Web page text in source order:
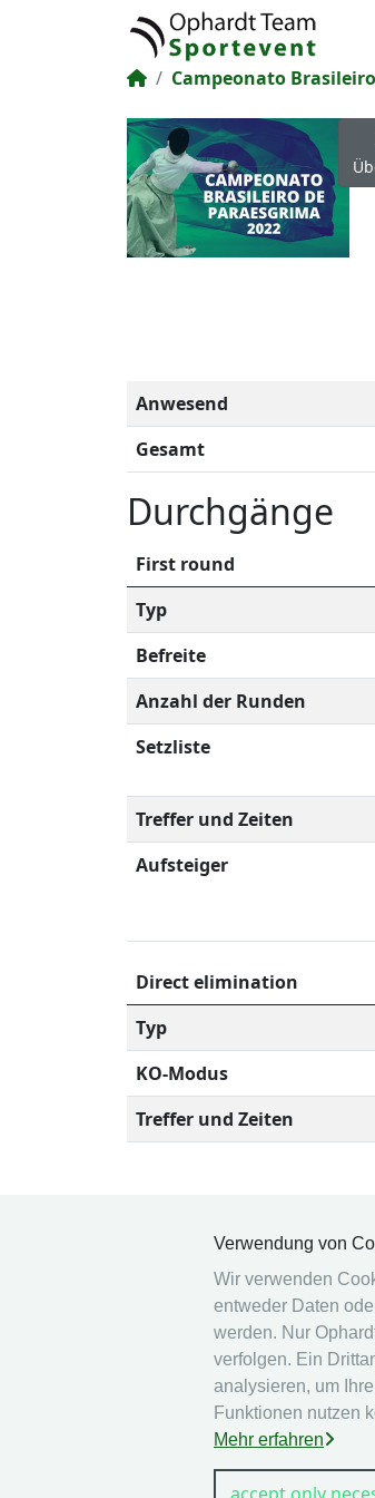
Verwendung von
Wir verwenden
entweder Daten
werden. Nur
verfolgen. Ein
analysieren, um
Funktionen nutzen
Mehr erfahren
Campeonato
Anwesend
Gesamt
Durchgänge
First round
Typ
Befreite
Anzahl der Runden
Setzliste
Treffer und Zeiten
Aufsteiger
Direct elimination
Typ
KO-Modus
Treffer und Zeiten
© 2026 Ophardt Team
Sportevent